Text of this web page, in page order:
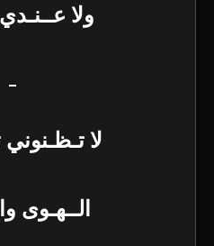
ولا
_
لا
الــهـوى